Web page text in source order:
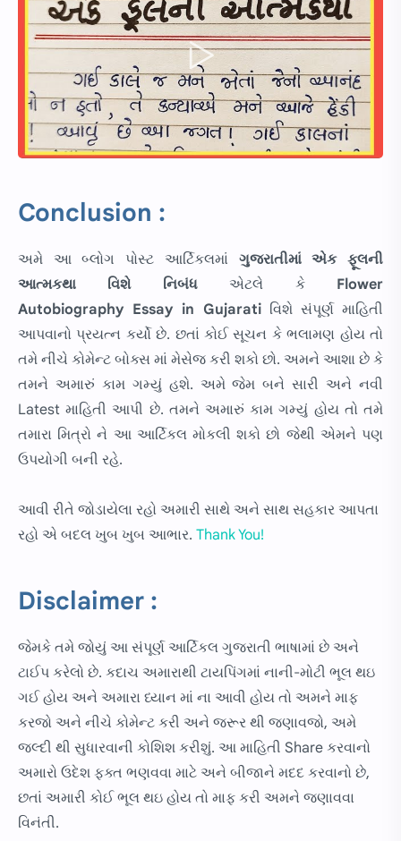
Conclusion :
અમે આ બ્લોગ પોસ્ટ આર્ટિકલમાં ગુજરાતીમાં એક ફૂલની
આત્મકથા વિશે નિબંધ એટલે કે Flower
Autobiography Essay in Gujarati વિશે સંપૂર્ણ માહિતી
આપવાનો પ્રયત્ન કર્યો છે. છતાં કોઈ સૂચન કે ભલામણ હોય તો
તમે નીચે કોમેન્ટ બોક્સ માં મેસેજ કરી શકો છો. અમને આશા છે કે
તમને અમારું કામ ગમ્યું હશે. અમે જેમ બને સારી અને નવી
Latest માહિતી આપી છે. તમને અમારું કામ ગમ્યું હોય તો તમે
તમારા મિત્રો ને આ આર્ટિકલ મોકલી શકો છો જેથી એમને પણ
ઉપયોગી બની રહે.
આવી રીતે જોડાયેલા રહો અમારી સાથે અને સાથ સહકાર આપતા
રહો એ બદલ ખુબ ખુબ આભાર. Thank You!
Disclaimer :
જેમકે તમે જોયું આ સંપૂર્ણ આર્ટિકલ ગુજરાતી ભાષામાં છે અને
ટાઈપ કરેલો છે. કદાચ અમારાથી ટાયપિંગમાં નાની-મોટી ભૂલ થઇ
ગઈ હોય અને અમારા ધ્યાન માં ના આવી હોય તો અમને માફ
કરજો અને નીચે કોમેન્ટ કરી અને જરૂર થી જણાવજો, અમે
જલ્દી થી સુધારવાની કોશિશ કરીશું. આ માહિતી Share કરવાનો
અમારો ઉદેશ ફક્ત ભણવવા માટે અને બીજાને મદદ કરવાનો છે,
છતાં અમારી કોઈ ભૂલ થઇ હોય તો માફ કરી અમને જણાવવા
વિનંતી.